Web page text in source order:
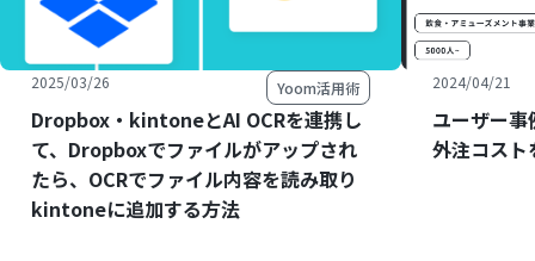
2025/03/26 Yoom活用術
Dropbox・kintoneとAI OCRを連携し
て、Dropboxでファイルがアップされ
たら、OCRでファイル内容を読み取り
kintoneに追加する方法
2024/04/21
ユーザー
外注コスト